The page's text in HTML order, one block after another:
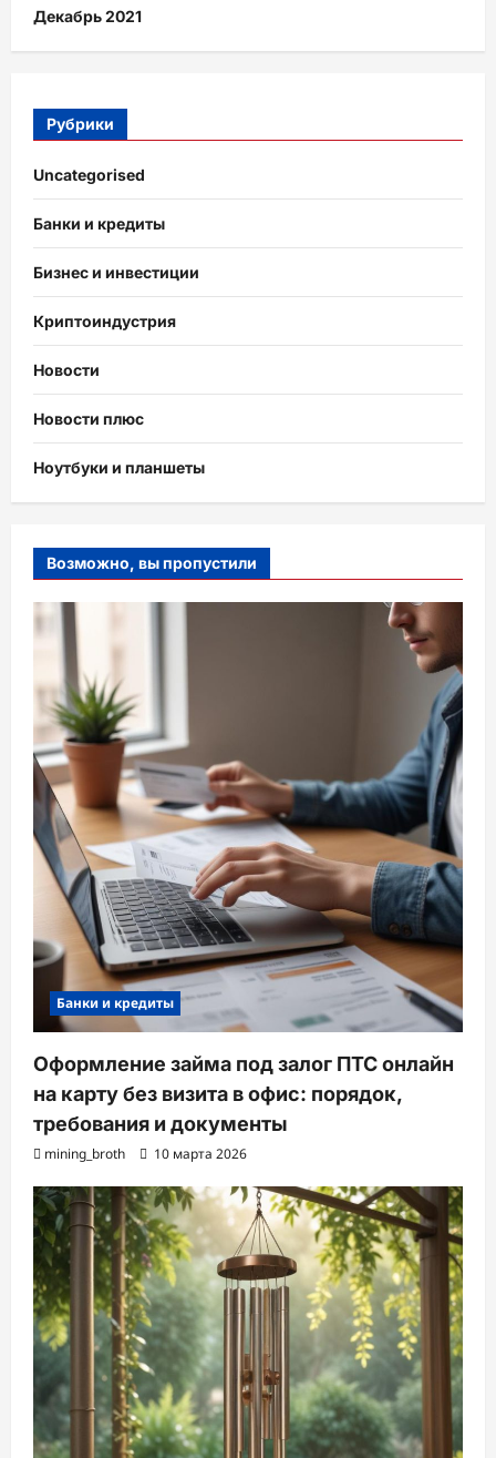
Декабрь 2021
Рубрики
Uncategorised
Банки и кредиты
Бизнес и инвестиции
Криптоиндустрия
Новости
Новости плюс
Ноутбуки и планшеты
Возможно, вы пропустили
Банки и кредиты
Оформление займа под залог ПТС онлайн
на карту без визита в офис: порядок,
требования и документы
mining_broth 10 марта 2026